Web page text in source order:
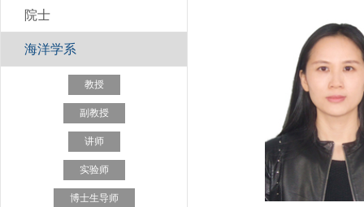
院士
海洋学系
教授
副教授
讲师
实验师
博士生导师